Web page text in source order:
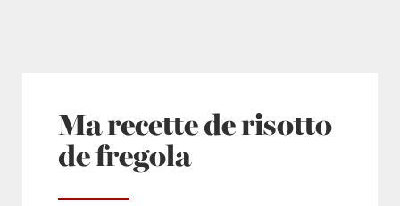
Ma recette de risotto
de fregola